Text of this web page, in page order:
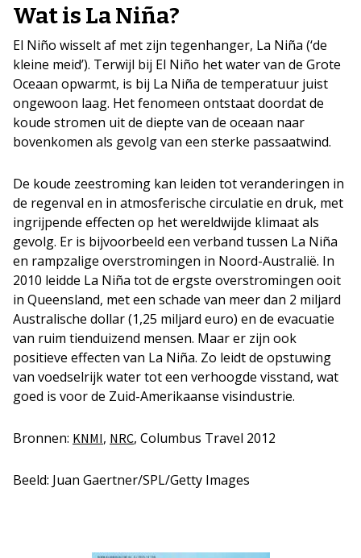
Wat is La Niña?
El Niño wisselt af met zijn tegenhanger, La Niña (‘de
kleine meid’). Terwijl bij El Niño het water van de Grote
Oceaan opwarmt, is bij La Niña de temperatuur juist
ongewoon laag. Het fenomeen ontstaat doordat de
koude stromen uit de diepte van de oceaan naar
bovenkomen als gevolg van een sterke passaatwind.
De koude zeestroming kan leiden tot veranderingen in
de regenval en in atmosferische circulatie en druk, met
ingrijpende effecten op het wereldwijde klimaat als
gevolg. Er is bijvoorbeeld een verband tussen La Niña
en rampzalige overstromingen in Noord-Australië. In
2010 leidde La Niña tot de ergste overstromingen ooit
in Queensland, met een schade van meer dan 2 miljard
Australische dollar (1,25 miljard euro) en de evacuatie
van ruim tienduizend mensen. Maar er zijn ook
positieve effecten van La Niña. Zo leidt de opstuwing
van voedselrijk water tot een verhoogde visstand, wat
goed is voor de Zuid-Amerikaanse visindustrie.
Bronnen: KNMI, NRC, Columbus Travel 2012
Beeld: Juan Gaertner/SPL/Getty Images